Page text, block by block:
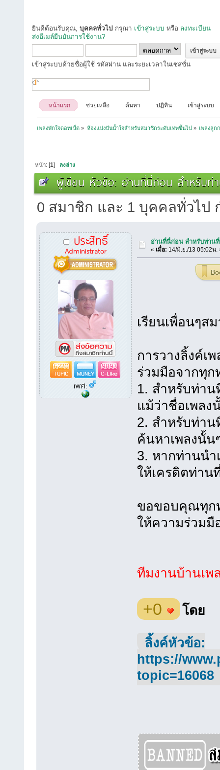
ยินดีต้อนรับคุณ, บุคคลทั่วไป กรุณา เข้าสู่ระบบ หรือ ลงทะเบียน
ส่งอีเมล์ยืนยันการใช้งาน?
เข้าสู่ระบบด้วยชื่อผู้ใช้ รหัสผ่าน และระยะเวลาในเซสชั่น
หน้าแรก ช่วยเหลือ ค้นหา ปฏิทิน เข้าสู่ระบบ
เพลงพักใจดอทเน็ต » ห้องแบ่งปันน้ำใจสำหรับสมาชิกระดับเทพขึ้นไป » เพลงลูก
หน้า: [1] ลงล่าง
ผู้เขียน หัวข้อ: อ่านที่นี่ก่อน สำหรับท่
0 สมาชิก และ 1 บุคคลทั่วไป
ประสิทธิ์
Administrator
6220
9893
เพศ:
อ่านที่นี่ก่อน สำหรับท่านที่
« เมื่อ: 14/มิ.ย./13 05:02น.
เรียนเพื่อนๆส
การวางลิ้งค์เ
ร่วมมือจากทุ
1. สำหรับท่าน
แม้ว่าชื่อเพลง
2. สำหรับท่าน
ค้นหาเพลงนั้น
3. หากท่านนำ
ให้เครดิตท่าน
ขอขอบคุณทุก
ให้ความร่วมมื
ทีมงานบ้านเพ
+0 โดย
ลิ้งค์หัวข้อ:
https://
topic=16068